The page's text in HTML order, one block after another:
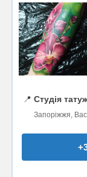
📍 Студія
Запоріжжя,